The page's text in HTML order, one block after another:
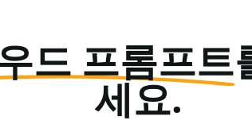
드 프롬프트
세요.